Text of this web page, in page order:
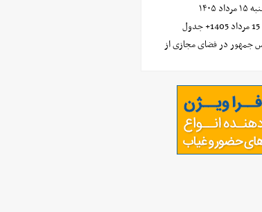
جمهور در فضای مجازی از